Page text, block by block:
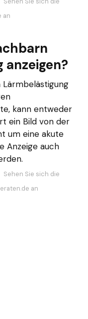
an
anzeigen?
Lärmbelästigung
kann entweder
ein Bild von der
um eine akute
Anzeige auch
Sehen Sie sich die
an